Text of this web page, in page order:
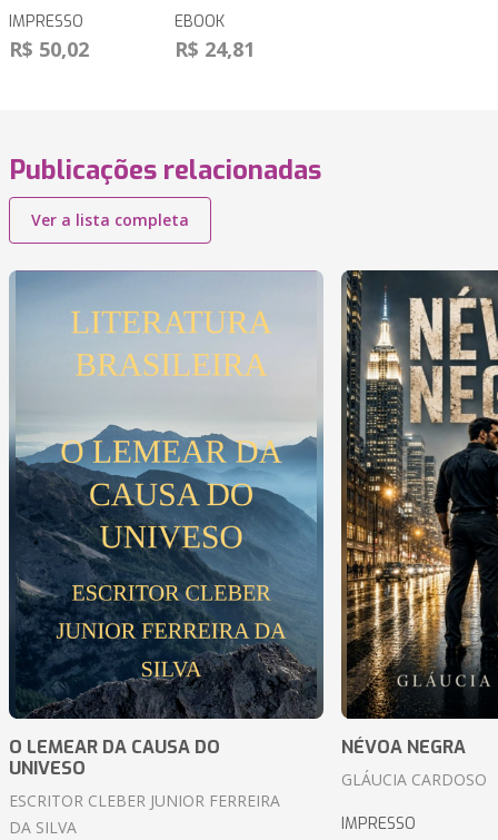
IMPRESSO
R$ 50,02
EBOOK
R$ 24,81
Publicações relacionadas
Ver a lista completa
O LEMEAR DA CAUSA DO
UNIVESO
ESCRITOR CLEBER JUNIOR FERREIRA
DA SILVA
NÉVOA NEGRA
GLÁUCIA CARDOSO
IMPRESSO